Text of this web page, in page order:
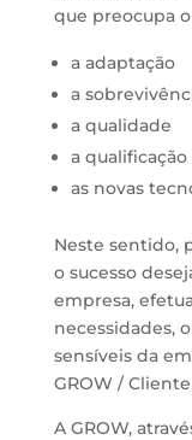
que preocupa
a adaptação
a
a qualidade
a
as novas
Neste sentido,
o sucesso
empresa,
necessidades,
sensíveis da
GROW /
A GROW,